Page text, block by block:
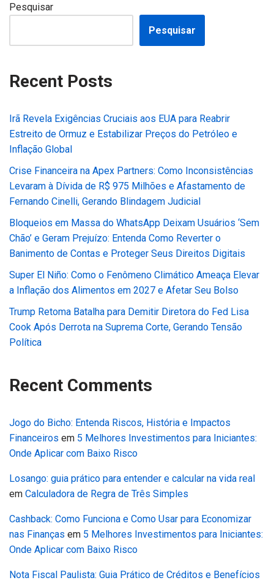
Pesquisar
Pesquisar
Recent Posts
Irã Revela Exigências Cruciais aos EUA para Reabrir
Estreito de Ormuz e Estabilizar Preços do Petróleo e
Inflação Global
Crise Financeira na Apex Partners: Como Inconsistências
Levaram à Dívida de R$ 975 Milhões e Afastamento de
Fernando Cinelli, Gerando Blindagem Judicial
Bloqueios em Massa do WhatsApp Deixam Usuários ‘Sem
Chão’ e Geram Prejuízo: Entenda Como Reverter o
Banimento de Contas e Proteger Seus Direitos Digitais
Super El Niño: Como o Fenômeno Climático Ameaça Elevar
a Inflação dos Alimentos em 2027 e Afetar Seu Bolso
Trump Retoma Batalha para Demitir Diretora do Fed Lisa
Cook Após Derrota na Suprema Corte, Gerando Tensão
Política
Recent Comments
Jogo do Bicho: Entenda Riscos, História e Impactos
Financeiros em 5 Melhores Investimentos para Iniciantes:
Onde Aplicar com Baixo Risco
Losango: guia prático para entender e calcular na vida real
em Calculadora de Regra de Três Simples
Cashback: Como Funciona e Como Usar para Economizar
nas Finanças em 5 Melhores Investimentos para Iniciantes:
Onde Aplicar com Baixo Risco
Nota Fiscal Paulista: Guia Prático de Créditos e Benefícios